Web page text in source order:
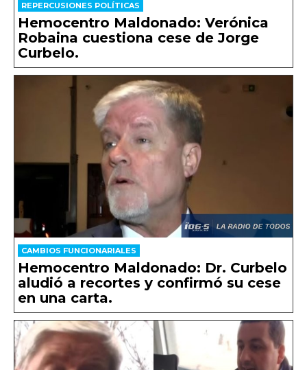
REPERCUSIONES POLÍTICAS
Hemocentro Maldonado: Verónica
Robaina cuestiona cese de Jorge
Curbelo.
CAMBIOS FUNCIONARIALES
Hemocentro Maldonado: Dr. Curbelo
aludió a recortes y confirmó su cese
en una carta.